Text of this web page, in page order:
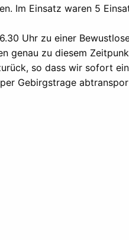
Im Einsatz waren 5
Uhr zu einer
genau zu diesem
so dass wir sofort
Gebirgstrage